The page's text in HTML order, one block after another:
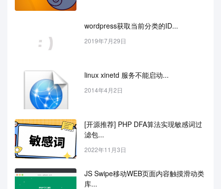
wordpress获取当前分类的ID...
2019年7月29日
linux xinetd 服务不能启动...
2014年4月2日
[开源推荐] PHP DFA算法实现敏感词过
滤包...
2022年11月3日
JS Swipe移动WEB页面内容触摸滑动类
库...